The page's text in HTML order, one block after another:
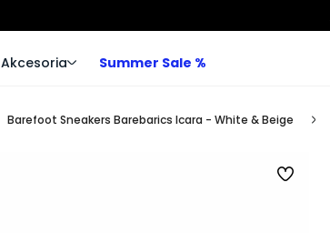
Akcesoria Summer Sale %
Barefoot Sneakers Barebarics Icara - White & Beige